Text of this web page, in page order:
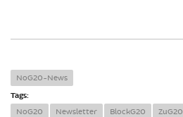
NoG20-News
Tags:
NoG20 Newsletter BlockG20 ZuG20